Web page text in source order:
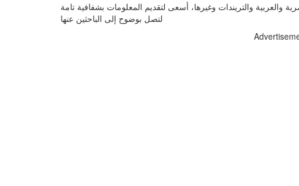
والعربية والتريندات وغيرها، أسعى لتقديم المعلومات بشفافية تامة
لتصل بوضوح إلى الباحثين عنها